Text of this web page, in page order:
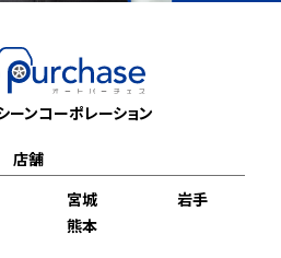
ーンコーポレーション
店舗
宮城
岩手
熊本